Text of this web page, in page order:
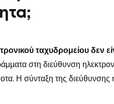
ταχυδρομείου δεν
στη διεύθυνση
Η σύνταξη της διεύθυνσης